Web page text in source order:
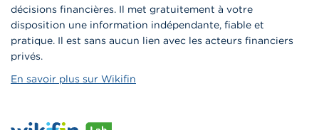
décisions financières. Il met gratuitement à votre
disposition une information indépendante, fiable et
pratique. Il est sans aucun lien avec les acteurs financiers
privés.
En savoir plus sur Wikifin